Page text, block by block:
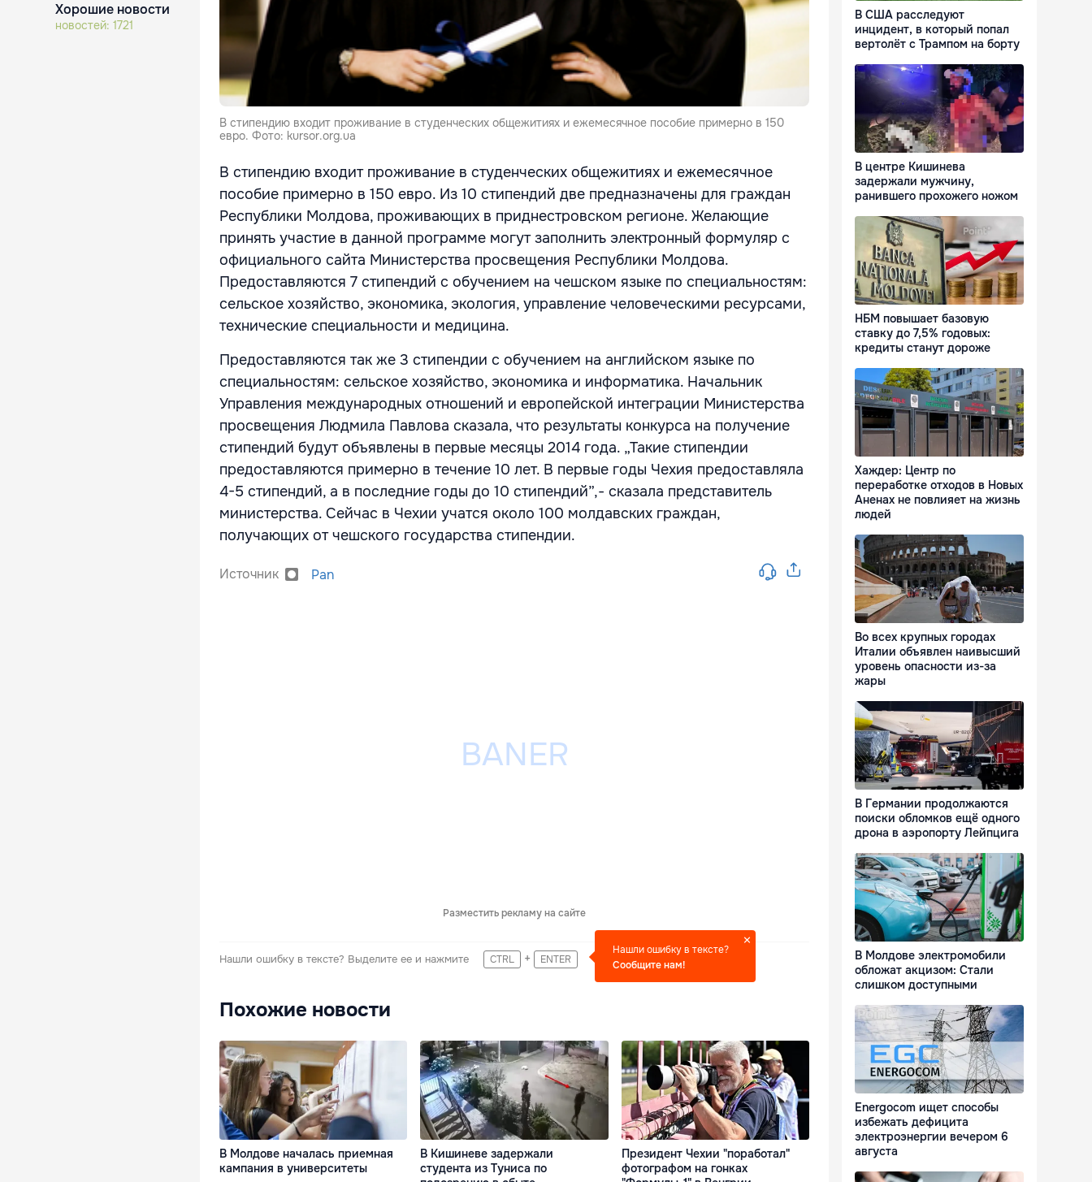
Хорошие новости
новостей: 1721
В стипендию входит проживание в студенческих общежитиях и ежемесячное пособие примерно в 150
евро. Фото: kursor.org.ua
В стипендию входит проживание в студенческих общежитиях и ежемесячное
пособие примерно в 150 евро. Из 10 стипендий две предназначены для граждан
Республики Молдова, проживающих в приднестровском регионе. Желающие
принять участие в данной программе могут заполнить электронный формуляр с
официального сайта Министерства просвещения Республики Молдова.
Предоставляются 7 стипендий с обучением на чешском языке по специальностям:
сельское хозяйство, экономика, экология, управление человеческими ресурсами,
технические специальности и медицина.
Предоставляются так же 3 стипендии с обучением на английском языке по
специальностям: сельское хозяйство, экономика и информатика. Начальник
Управления международных отношений и европейской интеграции Министерства
просвещения Людмила Павлова сказала, что результаты конкурса на получение
стипендий будут объявлены в первые месяцы 2014 года. „Такие стипендии
предоставляются примерно в течение 10 лет. В первые годы Чехия предоставляла
4-5 стипендий, а в последние годы до 10 стипендий”,- сказала представитель
министерства. Сейчас в Чехии учатся около 100 молдавских граждан,
получающих от чешского государства стипендии.
Источник Pan
Разместить рекламу на сайте
Нашли ошибку в тексте? Выделите ее и нажмите CTRL + ENTER
Нашли ошибку в тексте?
Сообщите нам!
Похожие новости
В Молдове началась приемная
кампания в университеты
В Кишиневе задержали
студента из Туниса по
Президент Чехии "поработал"
фотографом на гонках
В США расследуют
инцидент, в который попал
вертолёт с Трампом на борту
В центре Кишинева
задержали мужчину,
ранившего прохожего ножом
НБМ повышает базовую
ставку до 7,5% годовых:
кредиты станут дороже
Хаждер: Центр по
переработке отходов в Новых
Аненах не повлияет на жизнь
людей
Во всех крупных городах
Италии объявлен наивысший
уровень опасности из-за
жары
В Германии продолжаются
поиски обломков ещё одного
дрона в аэропорту Лейпцига
В Молдове электромобили
обложат акцизом: Стали
слишком доступными
Energocom ищет способы
избежать дефицита
электроэнергии вечером 6
августа